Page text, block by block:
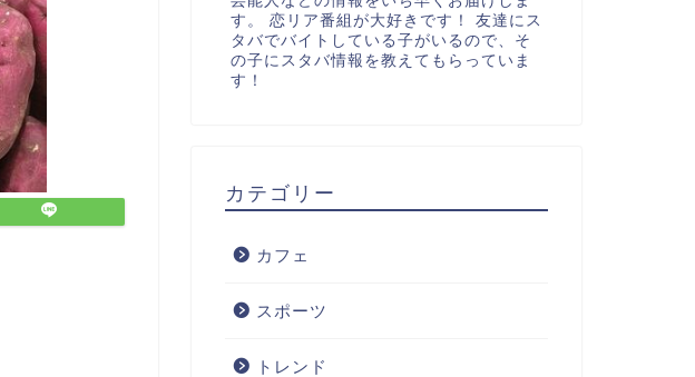
す。 恋リア番組が大好きです！ 友達にス
タバでバイトしている子がいるので、そ
の子にスタバ情報を教えてもらっていま
す！
カテゴリー
カフェ
スポーツ
トレンド